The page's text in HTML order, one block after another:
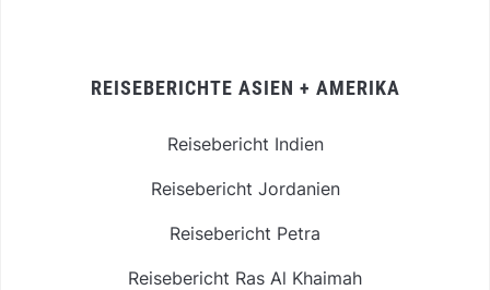
REISEBERICHTE ASIEN + AMERIKA
Reisebericht Indien
Reisebericht Jordanien
Reisebericht Petra
Reisebericht Ras Al Khaimah